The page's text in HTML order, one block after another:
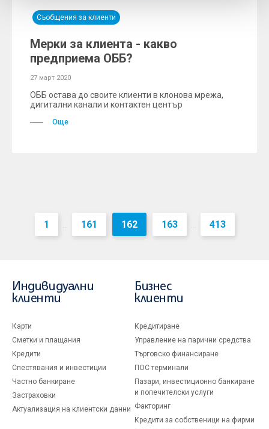
Съобщения за клиенти
Мерки за клиента - какво
предприема ОББ?
27 март 2020
ОББ остава до своите клиенти в клонова мрежа,
дигитални канали и контактен център
Още
1 ... 161 162 163 ... 413
Индивидуални
клиенти
Карти
Сметки и плащания
Кредити
Спестявания и инвестиции
Частно банкиране
Застраховки
Актуализация на клиентски данни
Бизнес
клиенти
Кредитиране
Управление на парични средства
Търговско финансиране
ПОС терминали
Пазари, инвестиционно банкиране
и попечителски услуги
Факторинг
Кредити за собственици на фирми